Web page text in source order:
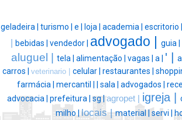
geladeira | turismo | e | loja | academia | escritorio |
bebidas | vendedor | advogado | guia |
aluguel | tela | alimentação | vagas | a | ' |
carros | veterinario | celular | restaurantes |
farmácia | mercantil | | sala | advogados |
advocacia | prefeitura | sg |agropet | igreja |
milho |locais |material | servi |